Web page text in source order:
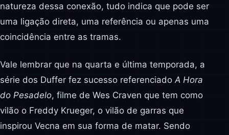
natureza dessa conexão, tudo indica que pode ser
uma ligação direta, uma referência ou apenas uma
coincidência entre as tramas.
Vale lembrar que na quarta e última temporada, a
série dos Duffer fez sucesso referenciado A Hora
do Pesadelo, filme de Wes Craven que tem como
vilão o Freddy Krueger, o vilão de garras que
inspirou Vecna em sua forma de matar. Sendo